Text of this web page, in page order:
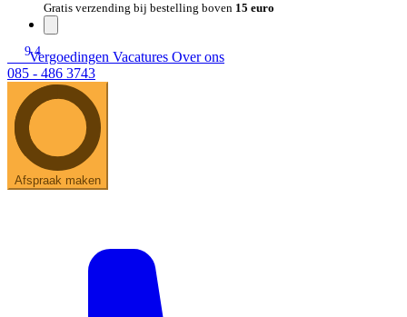
Gratis verzending bij bestelling boven 15 euro
9.4
Vergoedingen Vacatures Over ons
085 - 486 3743
Afspraak maken